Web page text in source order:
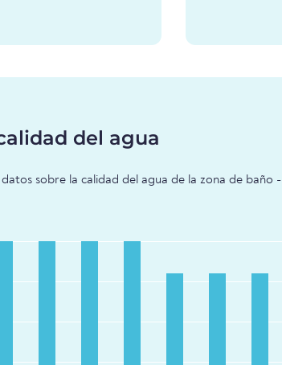
del agua
sobre la calidad del agua de la zona de baño -